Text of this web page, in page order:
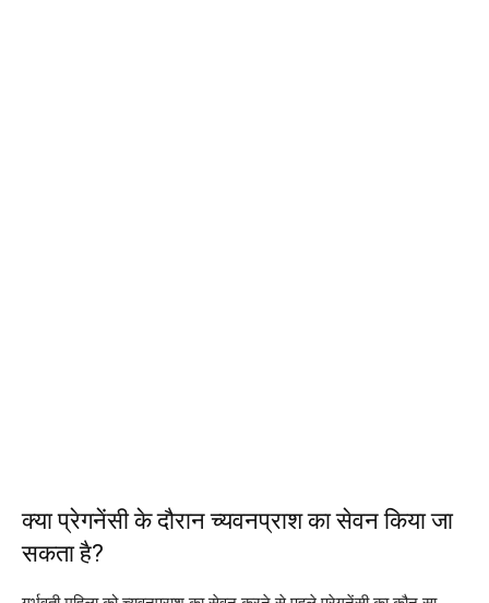
क्या प्रेगनेंसी के दौरान च्यवनप्राश का सेवन किया जा
सकता है?